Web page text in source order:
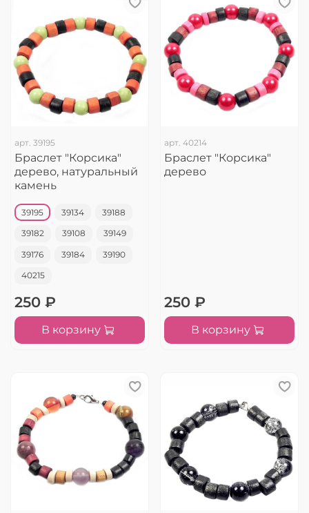
арт. 39195
Браслет "Корсика"
дерево, натуральный
камень
39195 39134 39188
39182 39108 39149
39176 39184 39190
40215
250 ₽
В корзину
арт. 40214
Браслет "Корсика"
дерево
250 ₽
В корзину